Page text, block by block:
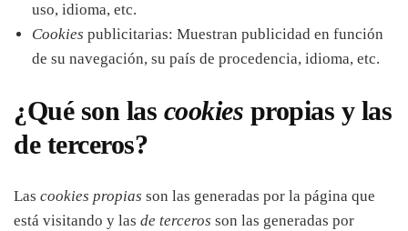
uso, idioma, etc.
Cookies publicitarias: Muestran publicidad en función
de su navegación, su país de procedencia, idioma, etc.
¿Qué son las cookies propias y las
de terceros?
Las cookies propias son las generadas por la página que
está visitando y las de terceros son las generadas por